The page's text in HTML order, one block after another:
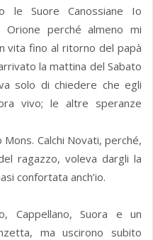
le Suore Canossiane Io
Orione perché almeno mi
vita fino al ritorno del papà
la mattina del Sabato
solo di chiedere che egli
vivo; le altre speranze
Calchi Novati, perché,
ragazzo, voleva dargli la
confortata anch’io.
Cappellano, Suora e un
ma uscirono subito